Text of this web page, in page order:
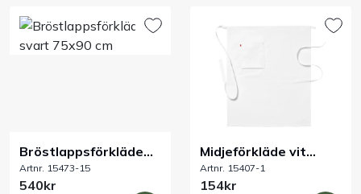
Råvaruhantering & lagring
Städutrustning
Bröstlappsförkläde
svart 75x90 cm
Artnr. 15473-15
540kr
Midjeförkläde vit
75x85 cm
Artnr. 15407-1
154kr